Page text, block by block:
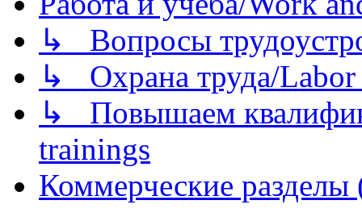
↳ Вопросы
↳ Охрана труда/Labor
↳ Повышаем
trainings
Коммерческие